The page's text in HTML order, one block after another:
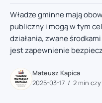
Władze gminne mają
publiczny i mogą w tym
działania, zwane
jest zapewnienie
Mateusz Kapica
2025-03-17
2 min